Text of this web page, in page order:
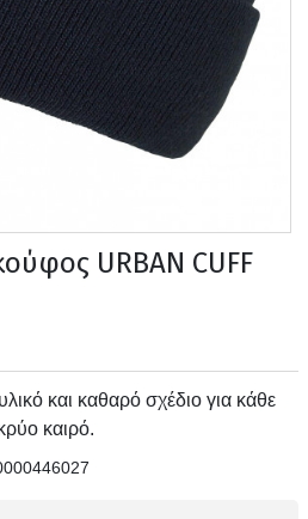
URBAN CUFF
και καθαρό σχέδιο για κάθε
καιρό.